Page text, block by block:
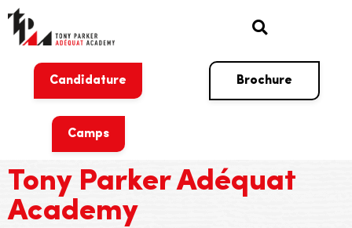
Candidature Brochure
Camps
Tony Parker Adéquat
Academy